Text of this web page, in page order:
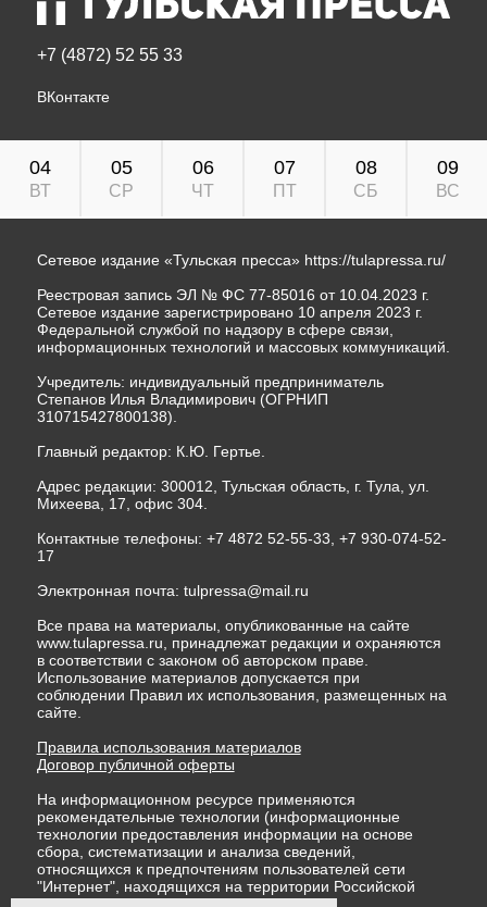
+7 (4872) 52 55 33
ВКонтакте
04
ВТ
05
СР
06
ЧТ
07
ПТ
08
СБ
09
ВС
Сетевое издание «Тульская пресса» https://tulapressa.ru/
Реестровая запись ЭЛ № ФС 77-85016 от 10.04.2023 г.
Сетевое издание зарегистрировано 10 апреля 2023 г.
Федеральной службой по надзору в сфере связи,
информационных технологий и массовых коммуникаций.
Учредитель: индивидуальный предприниматель
Степанов Илья Владимирович (ОГРНИП
310715427800138).
Главный редактор: К.Ю. Гертье.
Адрес редакции: 300012, Тульская область, г. Тула, ул.
Михеева, 17, офис 304.
Контактные телефоны: +7 4872 52-55-33, +7 930-074-52-
17
Электронная почта: tulpressa@mail.ru
Все права на материалы, опубликованные на сайте
www.tulapressa.ru, принадлежат редакции и охраняются
в соответствии с законом об авторском праве.
Использование материалов допускается при
соблюдении Правил их использования, размещенных на
сайте.
Правила использования материалов
Договор публичной оферты
На информационном ресурсе применяются
рекомендательные технологии (информационные
технологии предоставления информации на основе
сбора, систематизации и анализа сведений,
относящихся к предпочтениям пользователей сети
"Интернет", находящихся на территории Российской